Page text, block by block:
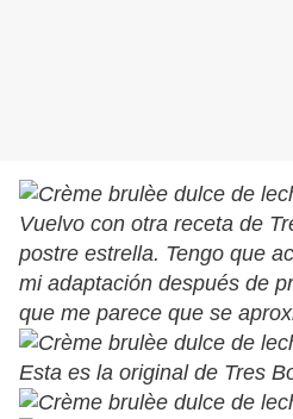
Vuelvo con otra receta de
postre estrella. Tengo que
mi adaptación después de
que me parece que se
Esta es la original de Tres